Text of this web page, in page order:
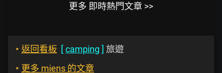
更多 即時熱門文章 >>
‣ 返回看板 [camping ] 旅遊
‣ 更多 miens 的文章